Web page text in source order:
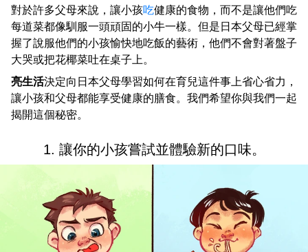
對於許多父母來說，讓小孩吃健康的食物，而不是讓他們吃
每道菜都像馴服一頭頑固的小牛一樣。但是日本父母已經掌
握了說服他們的小孩愉快地吃飯的藝術，他們不會對著盤子
大哭或把花椰菜吐在桌子上。
亮生活決定向日本父母學習如何在育兒這件事上省心省力，
讓小孩和父母都能享受健康的膳食。我們希望你與我們一起
揭開這個秘密。
1. 讓你的小孩嘗試並體驗新的口味。